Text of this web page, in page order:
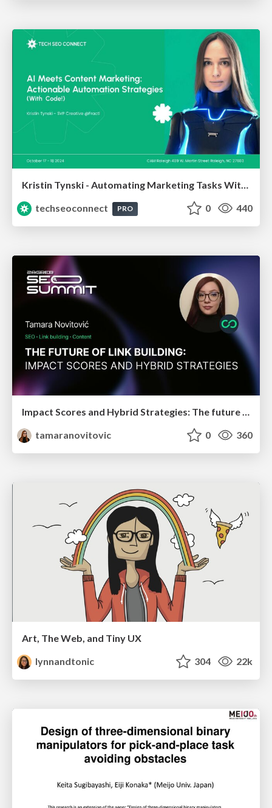
Kristin Tynski - Automating Marketing Tasks With AI
techseoconnect
PRO 0 440
Impact Scores and Hybrid Strategies: The future of link building
tamaranovitovic
0 360
Art, The Web, and Tiny UX
lynnandtonic
304 22k